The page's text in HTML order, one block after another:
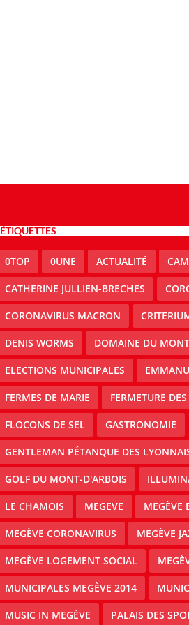
ÉTIQUETTES
0TOP 0UNE ACTUALITÉ
CATHERINE JULLIEN-BRECHES
CORONAVIRUS MACRON
DENIS WORMS DOMAINE DU MONT
ELECTIONS MUNICIPALES
FERMES DE MARIE FERMETURE
FLOCONS DE SEL GASTRONOMIE
GENTLEMAN PÉTANQUE DES
GOLF DU MONT-D'ARBOIS
LE CHAMOIS MEGEVE MEGÈVE
MEGÈVE CORONAVIRUS MEGÈVE
MEGÈVE LOGEMENT SOCIAL
MUNICIPALES MEGÈVE 2014
MUSIC IN MEGÈVE PALAIS DES